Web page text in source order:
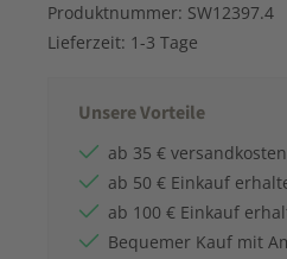
Produktnummer: SW12397.4
Lieferzeit: 1-3 Tage
Unsere Vorteile
ab 35 €
ab 50 € Einkauf
ab 100 € Einkauf
Bequemer Kauf mit